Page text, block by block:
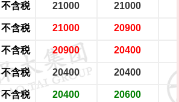
不含税 21000 21000
不含税 21000 20900
不含税 20900 20400
不含税 20400 20400
不含税 20400 20600